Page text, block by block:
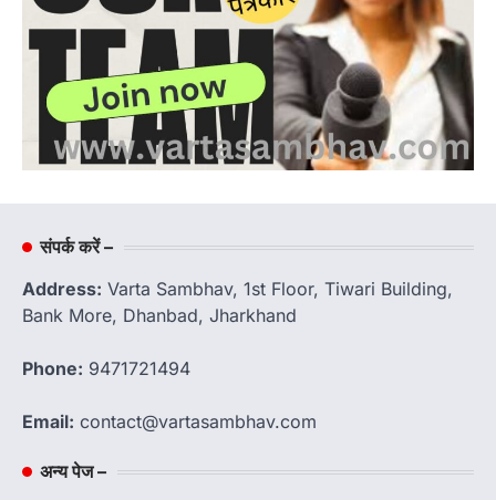
संपर्क करें –
Address: Varta Sambhav, 1st Floor, Tiwari Building,
Bank More, Dhanbad, Jharkhand
Phone: 9471721494
Email: contact@vartasambhav.com
अन्य पेज –